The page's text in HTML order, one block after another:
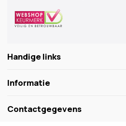
Handige links
Informatie
Contactgegevens